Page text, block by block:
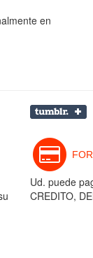
en
Ud. puede
CREDITO,